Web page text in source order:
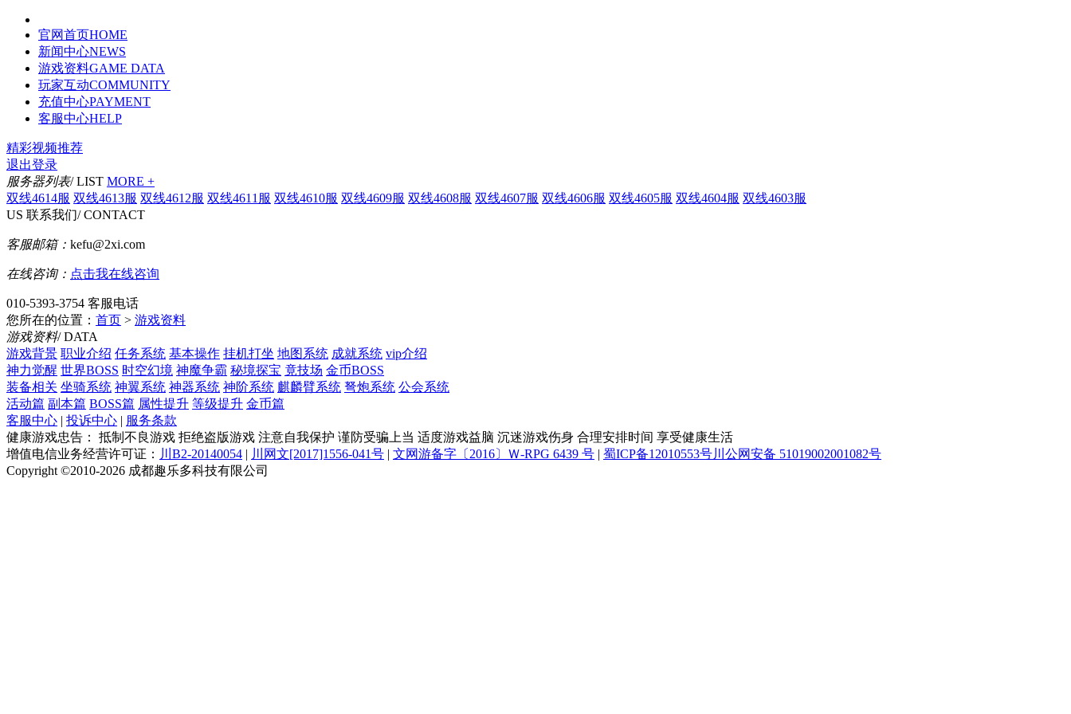
官网首页HOME
新闻中心NEWS
游戏资料GAME DATA
玩家互动COMMUNITY
充值中心PAYMENT
客服中心HELP
精彩视频推荐
退出登录
服务器列表/ LIST MORE +
双线4614服 双线4613服 双线4612服 双线4611服 双线4610服 双线4609服 双线4608服 双线4607服 双线4606服 双线4605服 双线4604服 双线4603服
US 联系我们/ CONTACT
客服邮箱： kefu@2xi.com
在线咨询： 点击我在线咨询
010-5393-3754 客服电话
您所在的位置： 首页 > 游戏资料
游戏资料/ DATA
游戏背景 职业介绍 任务系统 基本操作 挂机打坐 地图系统 成就系统 vip介绍
神力觉醒 世界BOSS 时空幻境 神魔争霸 秘境探宝 竟技场 金币BOSS
装备相关 坐骑系统 神翼系统 神器系统 神阶系统 麒麟臂系统 弩炮系统 公会系统
活动篇 副本篇 BOSS篇 属性提升 等级提升 金币篇
客服中心 | 投诉中心 | 服务条款
健康游戏忠告： 抵制不良游戏 拒绝盗版游戏 注意自我保护 谨防受骗上当 适度游戏益脑 沉迷游戏伤身 合理安排时间 享受健康生活
增值电信业务经营许可证： 川B2-20140054 | 川网文[2017]1556-041号 | 文网游备字〔2016〕Ｗ-RPG 6439 号 | 蜀ICP备12010553号川公网安备 51019002001082号
Copyright ©2010-2026 成都趣乐多科技有限公司